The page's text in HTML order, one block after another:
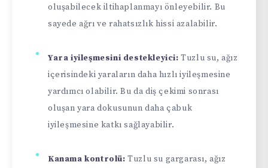
oluşabilecek iltihaplanmayı önleyebilir. Bu
sayede ağrı ve rahatsızlık hissi azalabilir.
Yara iyileşmesini destekleyici: Tuzlu su, ağız
içerisindeki yaraların daha hızlı iyileşmesine
yardımcı olabilir. Bu da diş çekimi sonrası
oluşan yara dokusunun daha çabuk
iyileşmesine katkı sağlayabilir.
Kanama kontrolü: Tuzlu su gargarası, ağız